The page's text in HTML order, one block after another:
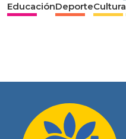
EducaciónDeporteCultura